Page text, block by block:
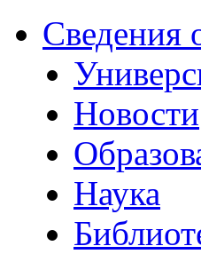
Сведения
Новости
Наука